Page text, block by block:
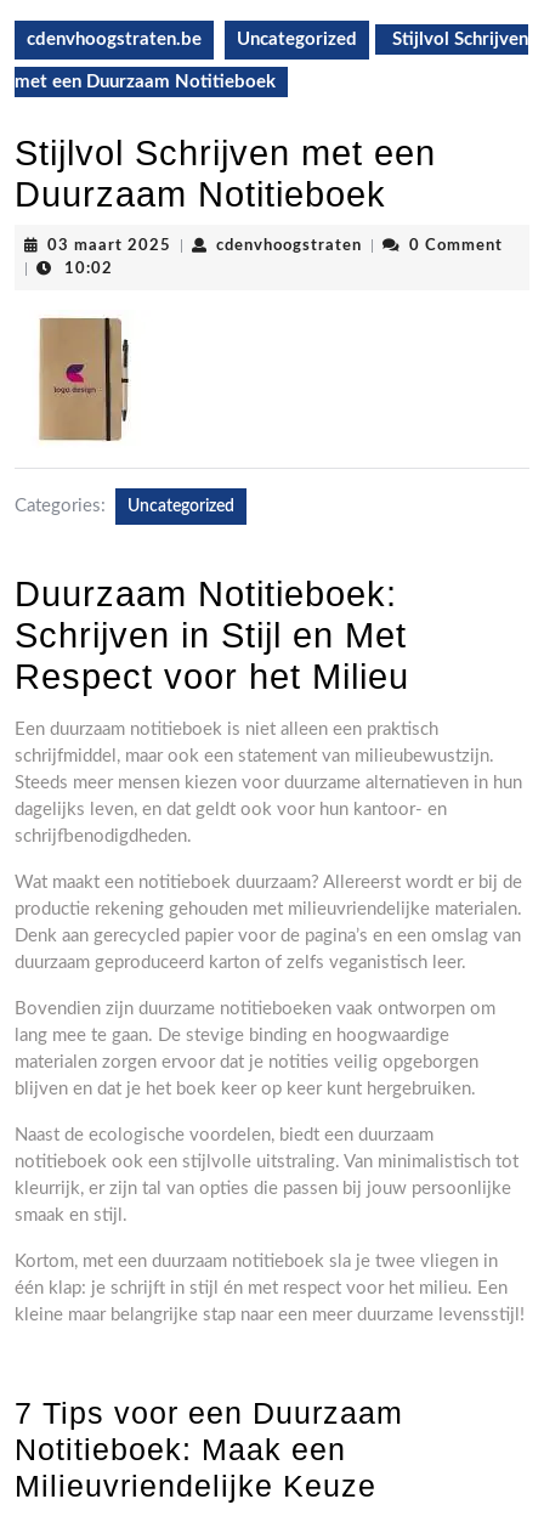
cdenvhoogstraten.be Uncategorized Stijlvol Schrijven
met een Duurzaam Notitieboek
Stijlvol Schrijven met een
Duurzaam Notitieboek
03 maart 2025 03
cdenvhoogstraten cdenvhoogstraten
0 Comment
10:02
Categories: Uncategorized
Duurzaam Notitieboek:
Schrijven in Stijl en Met
Respect voor het Milieu
Een duurzaam notitieboek is niet alleen een praktisch
schrijfmiddel, maar ook een statement van milieubewustzijn.
Steeds meer mensen kiezen voor duurzame alternatieven in hun
dagelijks leven, en dat geldt ook voor hun kantoor- en
schrijfbenodigdheden.
Wat maakt een notitieboek duurzaam? Allereerst wordt er bij de
productie rekening gehouden met milieuvriendelijke materialen.
Denk aan gerecycled papier voor de pagina’s en een omslag van
duurzaam geproduceerd karton of zelfs veganistisch leer.
Bovendien zijn duurzame notitieboeken vaak ontworpen om
lang mee te gaan. De stevige binding en hoogwaardige
materialen zorgen ervoor dat je notities veilig opgeborgen
blijven en dat je het boek keer op keer kunt hergebruiken.
Naast de ecologische voordelen, biedt een duurzaam
notitieboek ook een stijlvolle uitstraling. Van minimalistisch tot
kleurrijk, er zijn tal van opties die passen bij jouw persoonlijke
smaak en stijl.
Kortom, met een duurzaam notitieboek sla je twee vliegen in
één klap: je schrijft in stijl én met respect voor het milieu. Een
kleine maar belangrijke stap naar een meer duurzame levensstijl!
7 Tips voor een Duurzaam
Notitieboek: Maak een
Milieuvriendelijke Keuze